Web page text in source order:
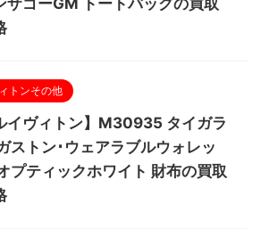
ザゴーGM トートバッグの買取
トンその他
イヴィトン】M30935 タイガラ
ストン･ウェアラブルウォレッ
プティックホワイト 財布の買取